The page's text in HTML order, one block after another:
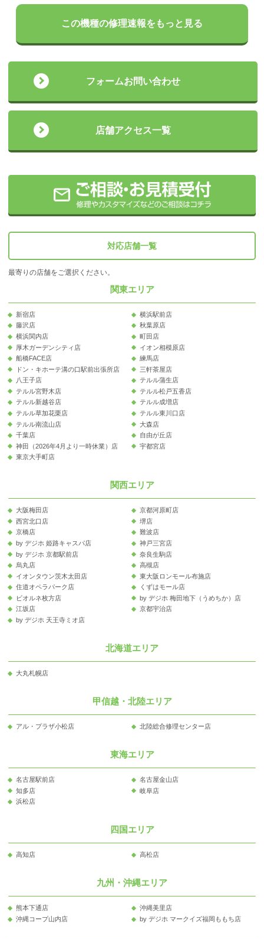
この機種の修理速報をもっと見る
フォームお問い合わせ
店舗アクセス一覧
対応店舗一覧
最寄りの店舗をご選択ください。
関東エリア
新宿店
横浜駅前店
藤沢店
秋葉原店
横浜関内店
町田店
厚木ガーデンシティ店
イオン相模原店
船橋FACE店
練馬店
ドン・キホーテ溝の口駅前出張所店
三軒茶屋店
八王子店
テルル蒲生店
テルル宮野木店
テルル松戸五香店
テルル新越谷店
テルル成増店
テルル草加花栗店
テルル東川口店
テルル南流山店
大森店
千葉店
自由が丘店
神田（2026年4月より一時休業）店
宇都宮店
東京大手町店
関西エリア
大阪梅田店
京都河原町店
西宮北口店
堺店
京橋店
難波店
by デジホ 姫路キャスパ店
神戸三宮店
by デジホ 京都駅前店
奈良生駒店
烏丸店
高槻店
イオンタウン茨木太田店
東大阪ロンモール布施店
住道オペラパーク店
くずはモール店
ビオルネ枚方店
by デジホ 梅田地下（うめちか）店
江坂店
京都宇治店
by デジホ 天王寺ミオ店
北海道エリア
大丸札幌店
甲信越・北陸エリア
アル・プラザ小松店 北陸総合修理センター店
東海エリア
名古屋駅前店
名古屋金山店
知多店
岐阜店
浜松店
四国エリア
高知店 高松店
九州・沖縄エリア
熊本下通店
沖縄美里店
沖縄コープ山内店
by デジホ マークイズ福岡ももち店